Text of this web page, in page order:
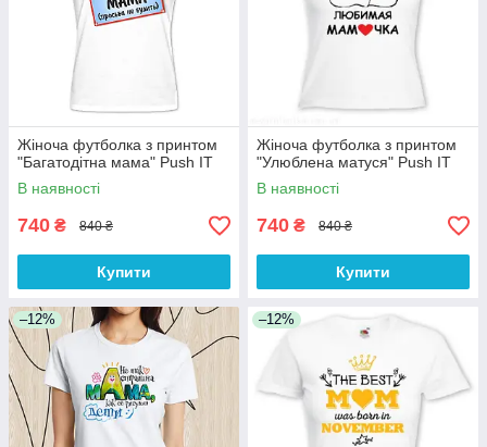
Жіноча футболка з принтом
"Багатодітна мама" Push IT
В наявності
740 ₴ 840 ₴
Купити
Жіноча футболка з принтом
"Улюблена матуся" Push IT
В наявності
740 ₴ 840 ₴
Купити
–12% –12%